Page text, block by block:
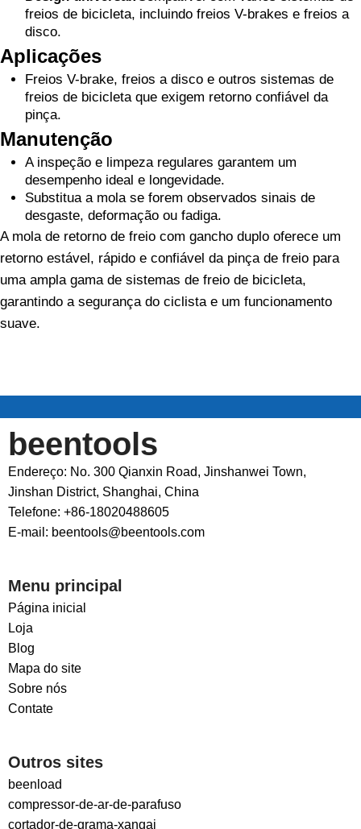
freios de bicicleta, incluindo freios V-brakes e freios a
disco.
Aplicações
Freios V-brake, freios a disco e outros sistemas de
freios de bicicleta que exigem retorno confiável da
pinça.
Manutenção
A inspeção e limpeza regulares garantem um
desempenho ideal e longevidade.
Substitua a mola se forem observados sinais de
desgaste, deformação ou fadiga.
A mola de retorno de freio com gancho duplo oferece um
retorno estável, rápido e confiável da pinça de freio para
uma ampla gama de sistemas de freio de bicicleta,
garantindo a segurança do ciclista e um funcionamento
suave.
beentools
Endereço: No. 300 Qianxin Road, Jinshanwei Town,
Jinshan District, Shanghai, China
Telefone: +86-18020488605
E-mail: beentools@beentools.com
Menu principal
Página inicial
Loja
Blog
Mapa do site
Sobre nós
Contate
Outros sites
beenload
compressor-de-ar-de-parafuso
cortador-de-grama-xangai